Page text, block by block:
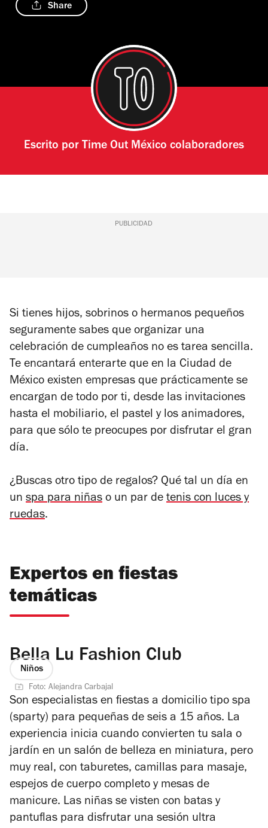
Share
Escrito por Time Out México colaboradores
PUBLICIDAD
Si tienes hijos, sobrinos o hermanos pequeños
seguramente sabes que organizar una
celebración de cumpleaños no es tarea sencilla.
Te encantará enterarte que en la Ciudad de
México existen empresas que prácticamente se
encargan de todo por ti, desde las invitaciones
hasta el mobiliario, el pastel y los animadores,
para que sólo te preocupes por disfrutar el gran
día.
¿Buscas otro tipo de regalos? Qué tal un día en
un spa para niñas o un par de tenis con luces y
ruedas.
Expertos en fiestas
temáticas
Bella Lu Fashion Club
Niños
Foto: Alejandra Carbajal
Son especialistas en fiestas a domicilio tipo spa
(sparty) para pequeñas de seis a 15 años. La
experiencia inicia cuando convierten tu sala o
jardín en un salón de belleza en miniatura, pero
muy real, con taburetes, camillas para masaje,
espejos de cuerpo completo y mesas de
manicure. Las niñas se visten con batas y
pantuflas para disfrutar una sesión ultra